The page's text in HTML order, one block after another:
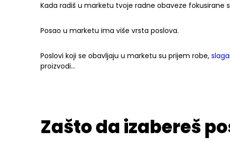
Kada radiš u marketu tvoje radne obaveze fokusirane
Posao u marketu ima više vrsta poslova.
Poslovi koji se obavljaju u marketu su prijem robe,
proizvodi…
Zašto da izabereš